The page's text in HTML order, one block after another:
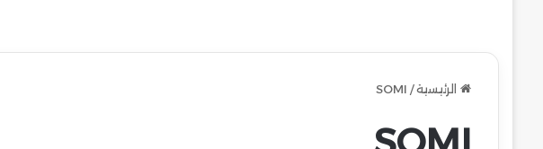
الرئيسية/
SOMI